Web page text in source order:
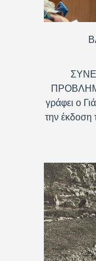
γράφει ο
την έκδοση